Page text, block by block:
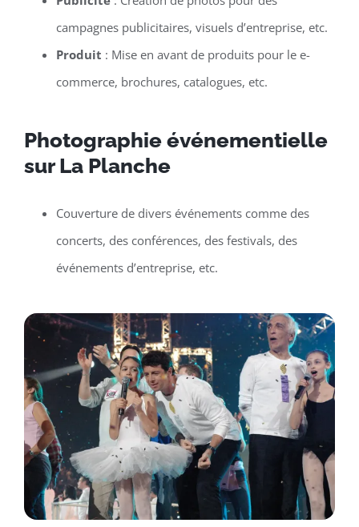
campagnes publicitaires, visuels d’entreprise, etc.
Produit : Mise en avant de produits pour le e-
commerce, brochures, catalogues, etc.
Photographie événementielle
sur La Planche
Couverture de divers événements comme des
concerts, des conférences, des festivals, des
événements d’entreprise, etc.